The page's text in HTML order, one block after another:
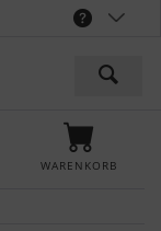
WARENKORB